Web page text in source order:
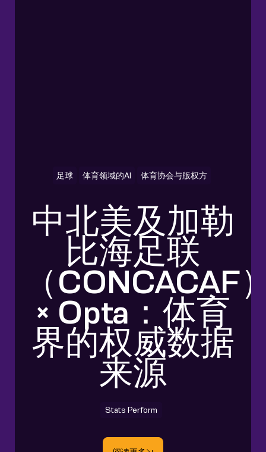
足球 体育领域的AI 体育协会与版权方
中北美及加勒
比海足联
（CONCACAF
× Opta：体育
界的权威数据
来源
Stats Perform